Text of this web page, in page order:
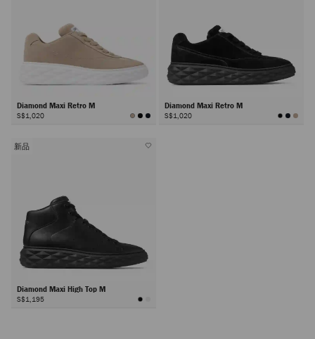
Diamond Maxi Retro M
S$1,020
Diamond Maxi Retro M
S$1,020
新品
Diamond Maxi High Top M
S$1,195